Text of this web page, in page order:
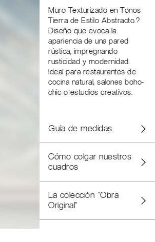
Muro Texturizado en Tonos
Tierra de Estilo Abstracto.?
Diseño que evoca la
apariencia de una pared
rústica, impregnando
rusticidad y modernidad.
Ideal para restaurantes de
cocina natural, salones boho-
chic o estudios creativos.
Guía de medidas
Cómo colgar nuestros
cuadros
La colección "Obra
Original"